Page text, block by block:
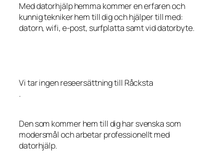
Med datorhjälp hemma kommer en erfaren och
kunnig tekniker hem till dig och hjälper till med:
datorn, wifi, e-post, surfplatta samt vid datorbyte.
Vi tar ingen reseersättning till Råcksta
.
Den som kommer hem till dig har svenska som
modersmål och arbetar professionellt med
datorhjälp.